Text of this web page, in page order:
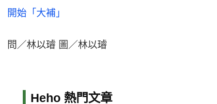
開始「大補」
問／林以璿 圖／林以璿
Heho 熱門文章